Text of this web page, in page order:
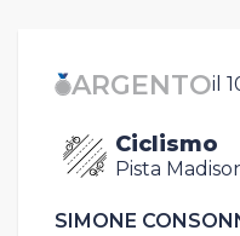
ARGENTOil
Ciclismo
Pista
SIMONE